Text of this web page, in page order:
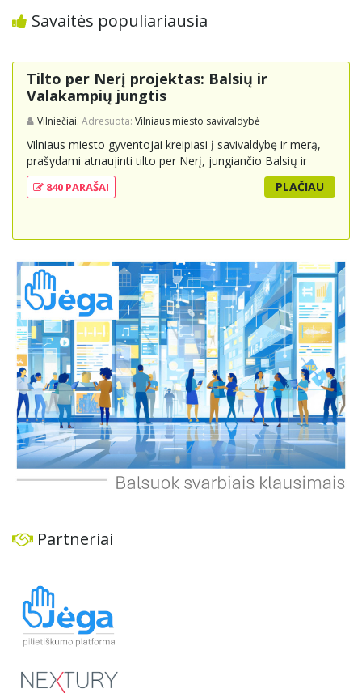
Savaitės populiariausia
Tilto per Nerį projektas: Balsių ir
Valakampių jungtis
Vilniečiai. Adresuota: Vilniaus miesto savivaldybė
Vilniaus miesto gyventojai kreipiasi į savivaldybę ir merą,
prašydami atnaujinti tilto per Nerį, jungiančio Balsių ir
Valakampių kryptis, projektą ir įtraukti jį į miesto
strateginius susisiekimo planus. Šis tiltas ne tik padėtų
suteikdamas daugiau susisiekimo galimybių tiek
dviratininkams. Gyventojai ragina atlikti techninę,
ekonominę ir transporto analizę, organizuoti viešas
konsultacijas ir integruoti projektą į ilgalaikius miesto
planus, siekiant užtikrinti transporto sistemos patikimumą
ir prisitaikymą prie sparčiai augančio miesto poreikių.
840 PARAŠAI PLAČIAU
Partneriai